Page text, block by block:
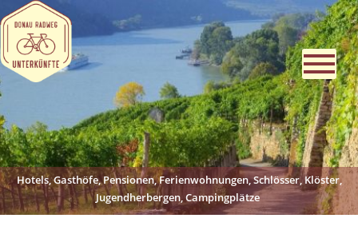
Hotels, Gasthöfe, Pensionen, Ferienwohnungen, Schlösser, Klöster,
Jugendherbergen, Campingplätze